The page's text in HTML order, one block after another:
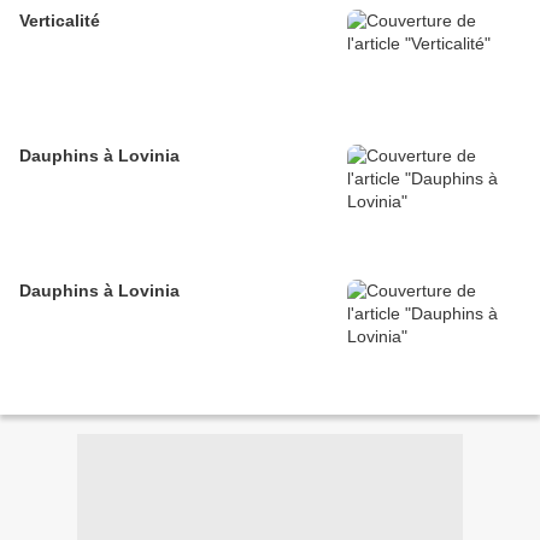
Verticalité
Dauphins à Lovinia
Dauphins à Lovinia